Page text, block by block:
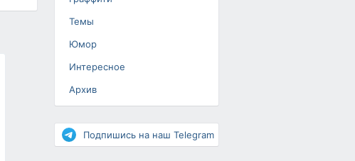
Темы
Юмор
Интересное
Архив
Повышение рейтинга
Подпишись на наш Telegram